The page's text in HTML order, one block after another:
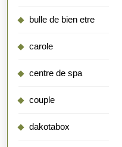
bulle de bien etre
carole
centre de spa
couple
dakotabox